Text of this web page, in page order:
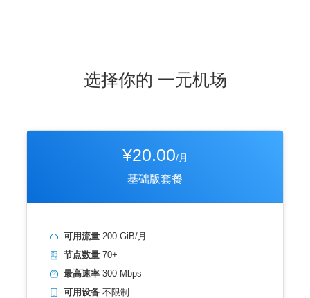
选择你的 一元机场
¥20.00/月
基础版套餐
可用流量200 GiB/月
节点数量70+
最高速率300 Mbps
可用设备不限制